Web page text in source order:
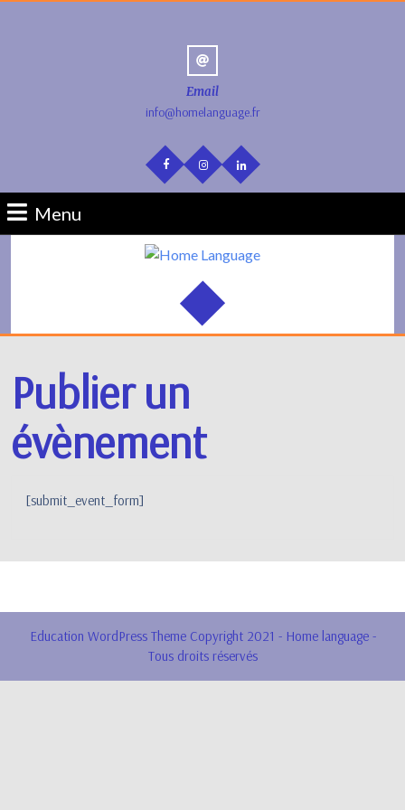
Email
info@homelanguage.fr
Menu
Publier un
évènement
[submit_event_form]
Education WordPress ThemeCopyright 2021 - Home language -
Tous droits réservés